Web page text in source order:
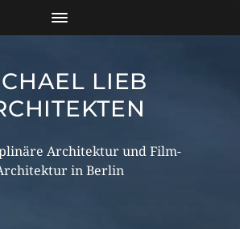
LIEB
Architektur und Film-
in Berlin